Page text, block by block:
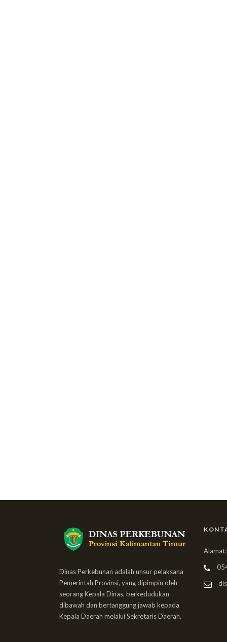
Dinas Perkebunan adalah unsur pelaksana
Pemerintah Provinsi, yang dipimpin oleh
seorang Kepala Dinas, berkedudukan
dibawah dan bertanggung jawab kepada
Kepala Daerah melalui Sekretaris Daerah.